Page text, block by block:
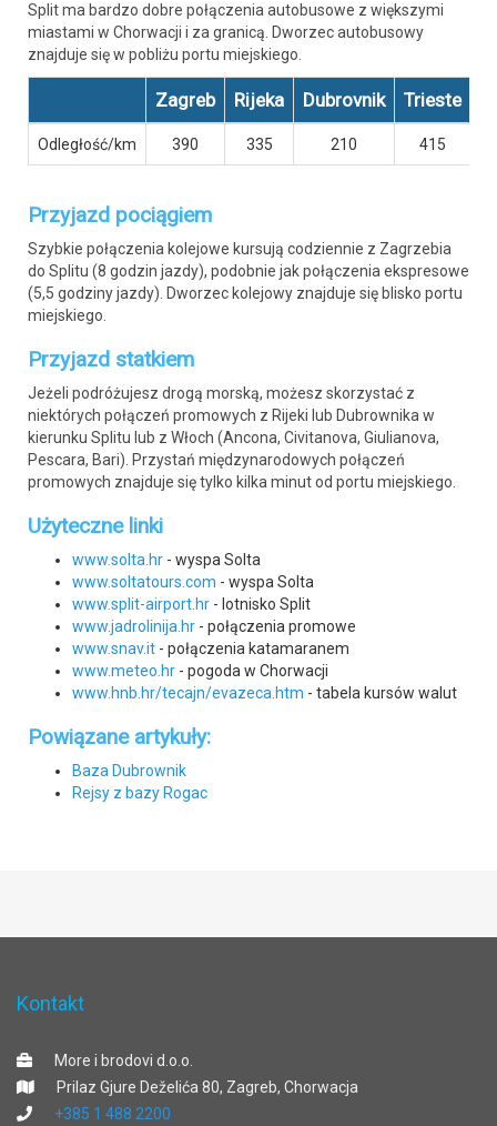
Split ma bardzo dobre połączenia autobusowe z większymi
miastami w Chorwacji i za granicą. Dworzec autobusowy
znajduje się w pobliżu portu miejskiego.
Zagreb Rijeka Dubrovnik Trieste
Odległość/km 390 335 210 415
Przyjazd pociągiem
Szybkie połączenia kolejowe kursują codziennie z Zagrzebia
do Splitu (8 godzin jazdy), podobnie jak połączenia ekspresowe
(5,5 godziny jazdy). Dworzec kolejowy znajduje się blisko portu
miejskiego.
Przyjazd statkiem
Jeżeli podróżujesz drogą morską, możesz skorzystać z
niektórych połączeń promowych z Rijeki lub Dubrownika w
kierunku Splitu lub z Włoch (Ancona, Civitanova, Giulianova,
Pescara, Bari). Przystań międzynarodowych połączeń
promowych znajduje się tylko kilka minut od portu miejskiego.
Użyteczne linki
www.solta.hr - wyspa Solta
www.soltatours.com - wyspa Solta
www.split-airport.hr - lotnisko Split
www.jadrolinija.hr - połączenia promowe
www.snav.it - połączenia katamaranem
www.meteo.hr - pogoda w Chorwacji
www.hnb.hr/tecajn/evazeca.htm - tabela kursów walut
Powiązane artykuły:
Baza Dubrownik
Rejsy z bazy Rogac
Kontakt
More i brodovi d.o.o.
Prilaz Gjure Deželića 80, Zagreb, Chorwacja
+385 1 488 2200